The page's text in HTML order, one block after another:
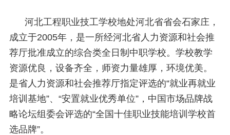
河北工程职业技工学校地处河北省省会石家庄，
成立于2005年，是一所经河北省人力资源和社会推
荐厅批准成立的综合类全日制中职学校。学校教学
资源优良，设备齐全，师资力量雄厚，环境优美。
是省人力资源和社会推荐厅指定评选的“就业再就业
培训基地”、“安置就业优秀单位”，中国市场品牌战
略论坛组委会评选的“全国十佳职业技能培训学校首
选品牌”。